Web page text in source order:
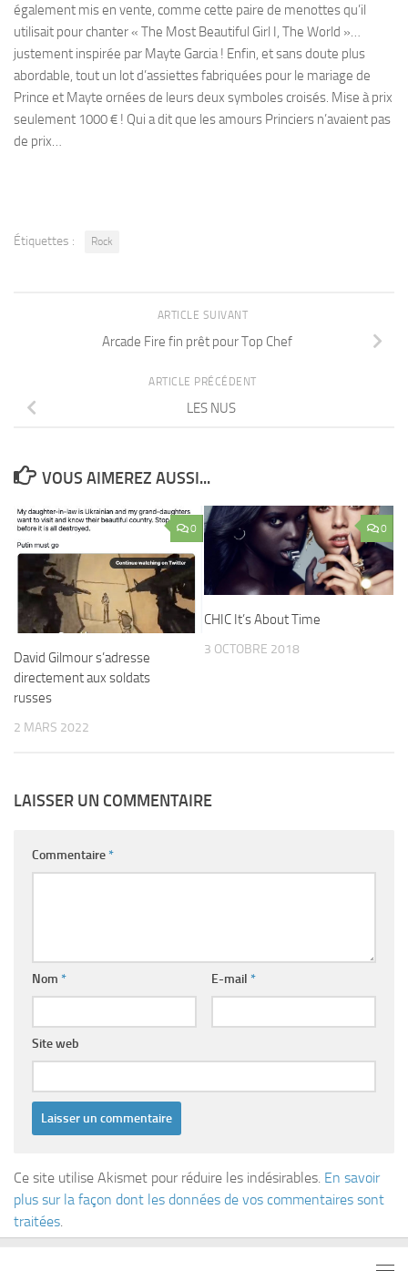
également mis en vente, comme cette paire de menottes qu’il
utilisait pour chanter « The Most Beautiful Girl I, The World »…
justement inspirée par Mayte Garcia ! Enfin, et sans doute plus
abordable, tout un lot d’assiettes fabriquées pour le mariage de
Prince et Mayte ornées de leurs deux symboles croisés. Mise à prix
seulement 1000 € ! Qui a dit que les amours Princiers n’avaient pas
de prix…
Étiquettes : Rock
ARTICLE SUIVANT
Arcade Fire fin prêt pour Top Chef
ARTICLE PRÉCÉDENT
LES NUS
VOUS AIMEREZ AUSSI...
0
David Gilmour s’adresse
directement aux soldats
russes
2 MARS 2022
0
CHIC It’s About Time
3 OCTOBRE 2018
LAISSER UN COMMENTAIRE
Commentaire*
Nom * E-mail *
Site web
Ce site utilise Akismet pour réduire les indésirables. En savoir
plus sur la façon dont les données de vos commentaires sont
traitées.